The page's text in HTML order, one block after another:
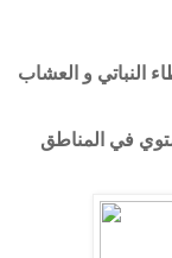
النباتي و العشاب
في المناطق